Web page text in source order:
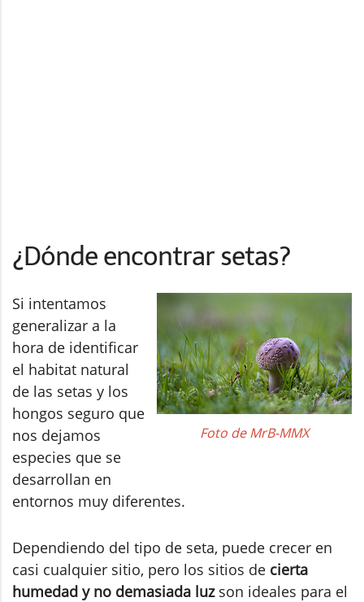
¿Dónde encontrar setas?
Foto de MrB-MMX
Si intentamos
generalizar a la
hora de identificar
el habitat natural
de las setas y los
hongos seguro que
nos dejamos
especies que se
desarrollan en
entornos muy diferentes.
Dependiendo del tipo de seta, puede crecer en
casi cualquier sitio, pero los sitios de cierta
humedad y no demasiada luzson ideales para el